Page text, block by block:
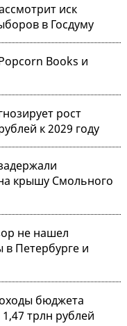
иск
в Госдуму
Books и
рост
к 2029 году
крышу Смольного
не нашел
Петербурге и
бюджета
трлн рублей